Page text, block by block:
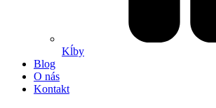
Kĺby
Blog
O nás
Kontakt